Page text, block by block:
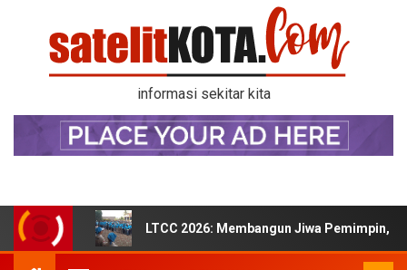
informasi sekitar kita
LTCC 2026: Membangun Jiwa Pemimpin,